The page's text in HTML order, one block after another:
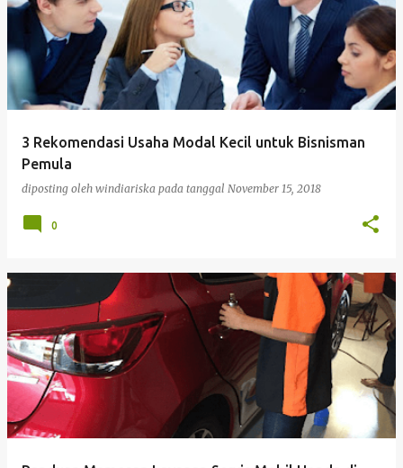
3 Rekomendasi Usaha Modal Kecil untuk Bisnisman
Pemula
diposting oleh windiariska pada tanggal November 15, 2018
0